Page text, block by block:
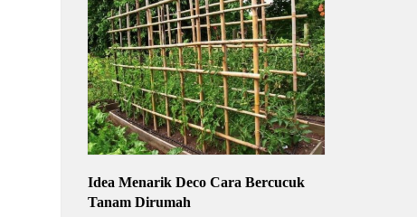
Idea Menarik Deco Cara Bercucuk
Tanam Dirumah